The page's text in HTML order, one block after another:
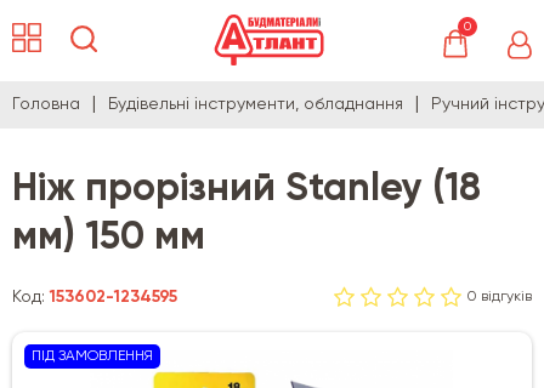
0
Головна Будівельні інструменти, обладнання Ручний
Ніж прорізний Stanley (18
мм) 150 мм
Код:153602-1234595 0 відгуків
ПІД ЗАМОВЛЕННЯ